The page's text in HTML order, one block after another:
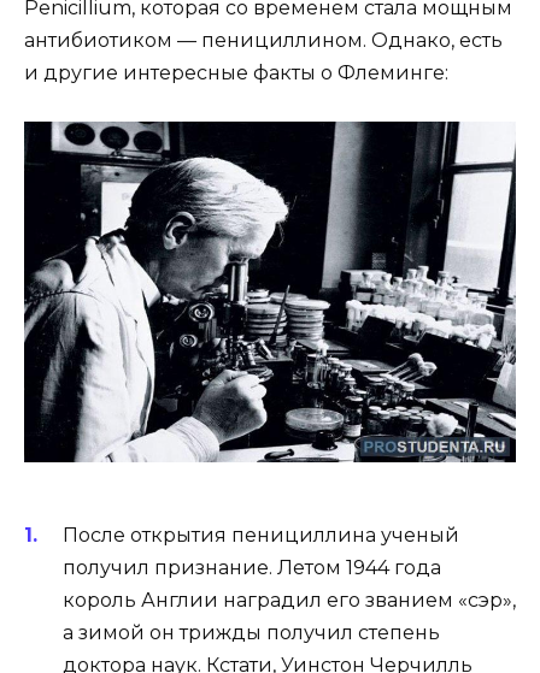
Penicillium, которая со временем стала мощным
антибиотиком — пенициллином. Однако, есть
и другие интересные факты о Флеминге:
После открытия пенициллина ученый
получил признание. Летом 1944 года
король Англии наградил его званием «сэр»,
а зимой он трижды получил степень
доктора наук. Кстати, Уинстон Черчилль